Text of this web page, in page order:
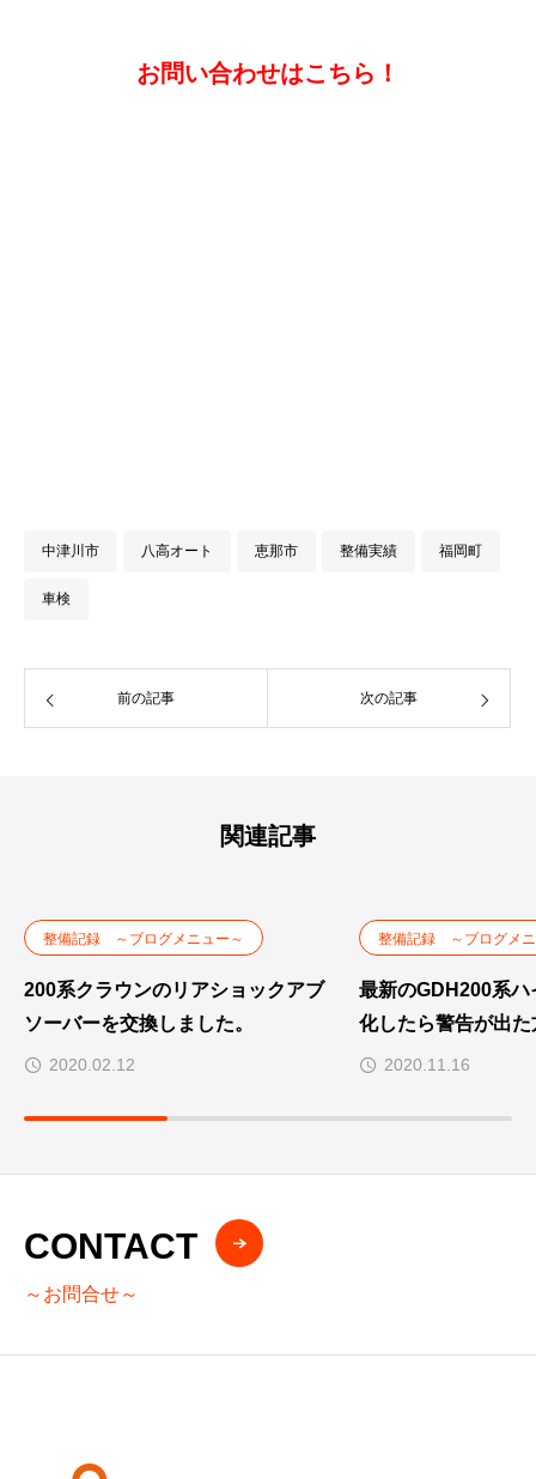
お問い合わせはこちら！
中津川市 八高オート 恵那市 整備実績 福岡町
車検
前の記事 次の記事
関連記事
整備記録 ～ブログメニュー～
200系クラウンのリアショックアブ
ソーバーを交換しました。
2020.02.12
整備記録 ～ブログメ
最新のGDH200系
化したら警告が出
2020.11.16
CONTACT
～お問合せ～